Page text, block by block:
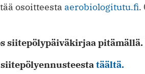
osoitteesta aerobiologitutu.fi.
siitepölypäiväkirjaa pitämällä.
täältä.